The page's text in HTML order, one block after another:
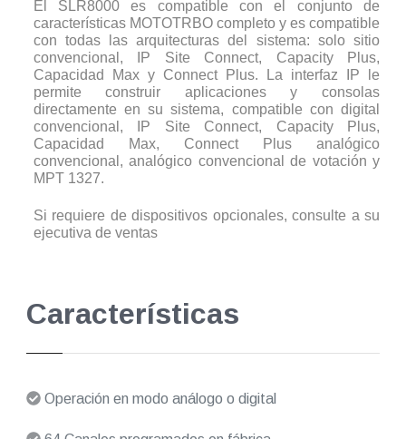
El SLR8000 es compatible con el conjunto de
características MOTOTRBO completo y es compatible
con todas las arquitecturas del sistema: solo sitio
convencional, IP Site Connect, Capacity Plus,
Capacidad Max y Connect Plus. La interfaz IP le
permite construir aplicaciones y consolas
directamente en su sistema, compatible con digital
convencional, IP Site Connect, Capacity Plus,
Capacidad Max, Connect Plus analógico
convencional, analógico convencional de votación y
MPT 1327.
Si requiere de dispositivos opcionales, consulte a su
ejecutiva de ventas
Características
Operación en modo análogo o digital